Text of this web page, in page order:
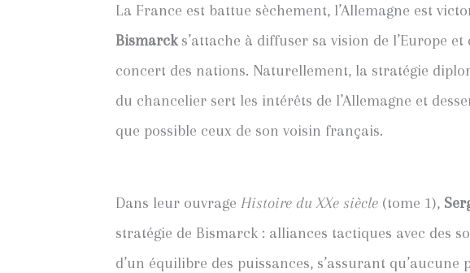
La France est battue sèchement, l’Allemagne est
Bismarcks’attache à diffuser sa vision de l’Europe et
concert des nations. Naturellement, la stratégie
du chancelier sert les intérêts de l’Allemagne et
que possible ceux de son voisin français.
Dans leur ouvrage Histoire du XXe siècle (tome 1),
stratégie de Bismarck : alliances tactiques avec des
d’un équilibre des puissances, s’assurant